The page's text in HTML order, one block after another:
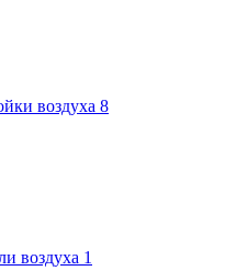
воздуха 8
воздуха 1